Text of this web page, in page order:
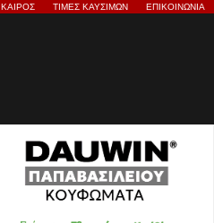
ΚΑΙΡΟΣ ΤΙΜΕΣ ΚΑΥΣΙΜΩΝ ΕΠΙΚΟΙΝΩΝΙΑ